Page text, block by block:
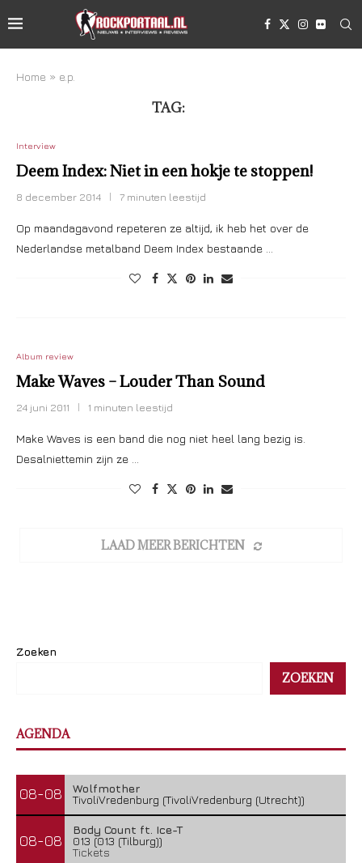
Home » e.p.
TAG:
Interview
Deem Index: Niet in een hokje te stoppen!
8 december 2014 7 minuten leestijd
Op maandagavond repeteren ze altijd, ik heb het over de
Nederlandse metalband Deem Index bestaande …
Album review
Make Waves – Louder Than Sound
24 juni 2011 1 minuten leestijd
Make Waves is een band die nog niet heel lang bezig is.
Desalniettemin zijn ze …
LAAD MEER BERICHTEN
Zoeken
ZOEKEN
AGENDA
08-08
Wolfmother
TivoliVredenburg (TivoliVredenburg (Utrecht))
08-08
Body Count ft. Ice-T
013 (013 (Tilburg))
Tickets